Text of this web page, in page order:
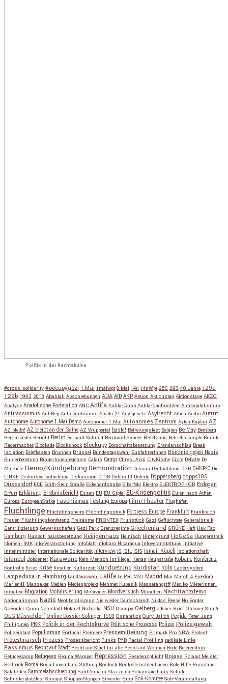
Politik in der Rechtskurve
#cross_solidarity #occupygezi 1.Mai 1maiwpt 8.Mai 14n 14nWpt 25S 29S 40 Jahre 129a
129b 1993 2013 Abahlali Abschiebungen ADA AfD AKP Aktion Aktionstag Aktionstage AKZO
Analyse Anatolische Föderation ANC Antifa Antifa-Camp Antifa-Nachrichten Antikapitalismus
Antirassismus AntiRep Antisemitismus Apollo 21 Asylgesetz Asylrecht Athen Audio Aufruf
Autonome Autonome 1.Mai Demo Autonomer 1.Mai Autonomes Zentrum Ayten Kaplan AZ
AZ bleibt! AZ bleibt an der Gathe AZ Wuppertal basta! Befreiungsfest Belgien Be May Bemberg
Bergarbeiter Bericht Berlin Bernard Schmid Bernhard Sander Besetzung Betriebskämpfe Birgitta
Radermacher Blockade Blockshock Blockupy Botschaftsbesetzung Brandanschlag Break
Isolation Briefkasten Brunnen Brüssel Bundestagswahl BusfahrerInnen Bündnis gegen Nazis
Bürgerbegehren BürgerInnenbegehren Calais Camp Chrysi Avgi CityKirche Cizre Debatte De
Maiziére Demo/Kundgebung Demonstration Dessau Deutschland DGB DHKP-C Die
LINKE Diskursverschiebung Diskussion DITIB Dublin III Duterte Döppersberg döpps105
Düsseldorf ECE Edith-Stein Straße Ekkehardstraße Elberfeld Elektro ELEKTROPHOR Erdogan
Erfurt Erklärung Erlebnisbericht Essen EU EU-Gipfel EU-Krisenpolitik Eulen nach Athen
Europa EuropeanStrike Faschismus Festung Europa Film/Theater Flughafen
Flüchtlinge Flüchtlingsheim Flüchtlingsstreik Fortress Europe Frankfurt Frankreich
Frauen-Flüchtlingskonferenz Freiräume FRONTEX Frühstück Gazi Geflüchtete Generalstreik
Gentrifizierung Gewerkschaften Gezi-Park Grenzregime Griechenland GRÜNE Haft Hak Pao
Hamburg Hassan hausbesetzung Heiligenhaus Heinisch Hintergrund HoGeSa Hungerstreik
Idomeni IMK Info-Veranstaltung Infoblatt Infobüro Nicaragua Infoveranstaltung Initiative
Innenminister internationale Solidarität Interview IS ISIL ISIS Ismail Küpeli Isolationshaft
Istanbul Jobcenter Karawane Kein Mensch ist illegal Kenan Keupstraße Kobane Konferenz
Kontrolle Krieg Krise Kroatien Kulturzeit Kundgebung Kurdistan Köln Lagersystem
Lampedusa in Hamburg Landtagswahl Latife Le Pen M31 Madrid Mai March 4 Freedom
Marien41 Massaker Medien Medienprojekt Mehmet Kubasik Messerangriff Mexiko MieterInnen-
Initiative Migration Mobilisierung Mobivideo Mordversuch München Nachttanzdemo
Nationalismus Nazis Neoliberalismus Nie wieder Deutschland! Niklas Reese No Border
NoBorder Camp Nordstadt Notarzt NoTroika NSU Occupy Oelberg offener Brief Ohlauer Straße
OLG Düsseldorf Online-Dossier Solingen 1993 Osnabrück Oury Jalloh Pegida Peter Jung
Phillipinen PKK Politik in der Rechtskurve Politische Prozesse Polizei Polizeigewalt
Polizeistaat Populismus Portugal Premiere Pressemitteilung Primark Pro NRW Protest
Protestmarsch Prozess Prozessbericht Punks PYD Racial Profiling radikale Linke
Rassismus Recht auf Stadt Recht auf Stadt für alle Recht auf Wohnen Rede Referendum
Refugeecamp Refugees Regina Wamper Repression Residenzpflicht Rojava Roland Meister
Rollback Roma Rosa Luxemburg Stiftung Rostock Rostock-Lichtenhagen Rote Hilfe Russland
Salafisten Sammelabschiebung Sant'Anna di Stazzema Schauspielhaus Schule
Schusterplatzfest Shingal ShoppenStoppen Silvester Sinti Soli-Komitee Soli-Veranstaltung